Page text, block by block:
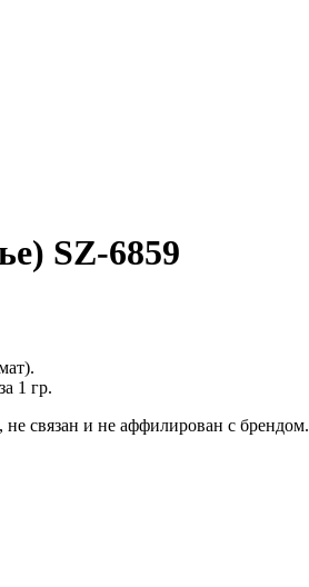
SZ-6859
1 гр.
связан и не аффилирован с брендом.